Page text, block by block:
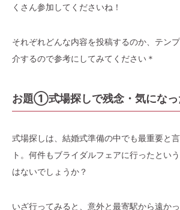
くさん参加してくださいね！
それぞれどんな内容を投稿するのか、テン
介するので参考にしてみてください＊
お題①式場探しで残念・気になっ
式場探しは、結婚式準備の中でも最重要と
ト。何件もブライダルフェアに行ったとい
はないでしょうか？
いざ行ってみると、意外と最寄駅から遠か